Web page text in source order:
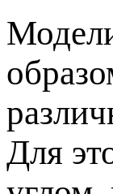
Для